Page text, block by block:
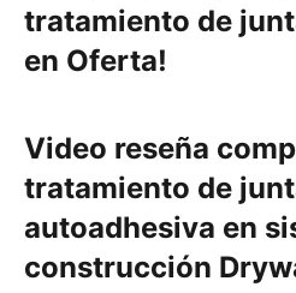
tratamiento de
en Oferta!
Video reseña
tratamiento de
autoadhesiva en
construcción